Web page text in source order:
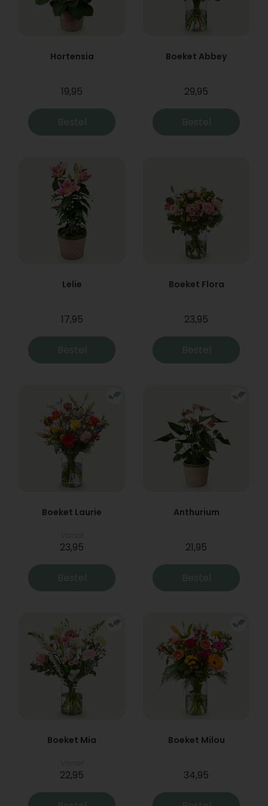
Hortensia
19,95
Bestel
Boeket Abbey
29,95
Bestel
Lelie
17,95
Bestel
Boeket Flora
23,95
Bestel
Boeket Laurie
23,95
Bestel
Anthurium
21,95
Bestel
Boeket Mia
22,95
Boeket Milou
34,95